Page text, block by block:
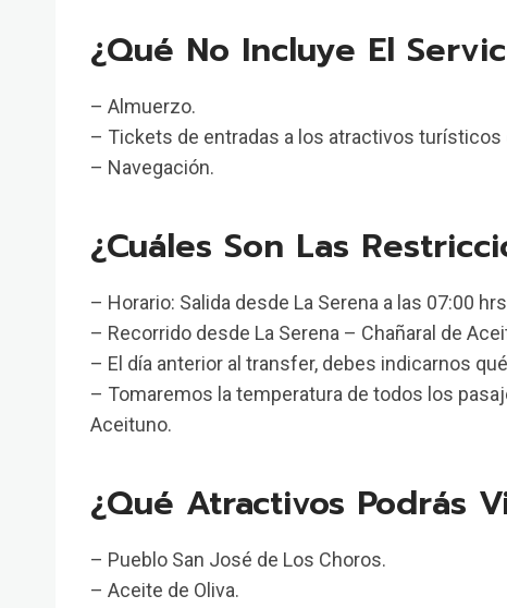
¿Qué No Incluye El
– Almuerzo.
– Tickets de entradas a los atractivos turísticos
– Navegación.
¿Cuáles Son Las
– Horario: Salida desde La Serena a las 07:00
– Recorrido desde La Serena – Chañaral de
– El día anterior al transfer, debes indicarnos
– Tomaremos la temperatura de todos los
Aceituno.
¿Qué Atractivos Podrás
– Pueblo San José de Los Choros.
– Aceite de Oliva.